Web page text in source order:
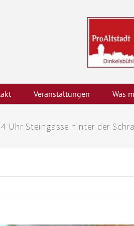
Veranstaltungen Was
Uhr Steingasse hinter der